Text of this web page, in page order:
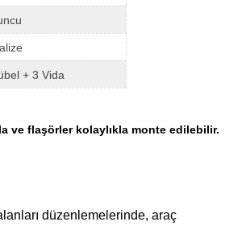
+ 3 Vida
ve flaşörler kolaylıkla monte edilebilir.
düzenlemelerinde, araç